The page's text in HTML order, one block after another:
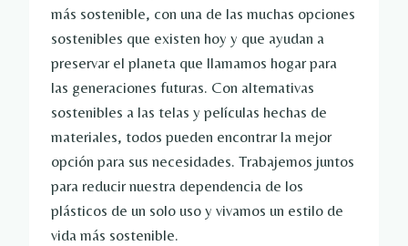
más sostenible, con una de las muchas opciones
sostenibles que existen hoy y que ayudan a
preservar el planeta que llamamos hogar para
las generaciones futuras. Con alternativas
sostenibles a las telas y películas hechas de
materiales, todos pueden encontrar la mejor
opción para sus necesidades. Trabajemos juntos
para reducir nuestra dependencia de los
plásticos de un solo uso y vivamos un estilo de
vida más sostenible.